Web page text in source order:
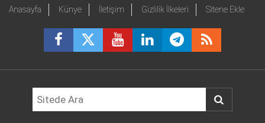
Anasayfa Künye İletişim Gizlilik İlkeleri Sitene Ekle